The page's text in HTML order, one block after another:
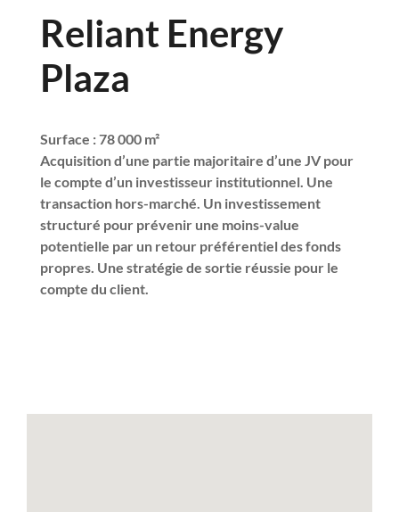
Reliant Energy
Plaza
Surface : 78 000 m²
Acquisition d’une partie majoritaire d’une JV pour
le compte d’un investisseur institutionnel. Une
transaction hors-marché. Un investissement
structuré pour prévenir une moins-value
potentielle par un retour préférentiel des fonds
propres. Une stratégie de sortie réussie pour le
compte du client.